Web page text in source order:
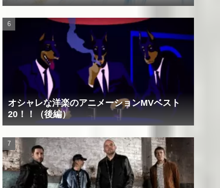
オシャレな洋楽のアニメーションMVベスト
20！！（後編）